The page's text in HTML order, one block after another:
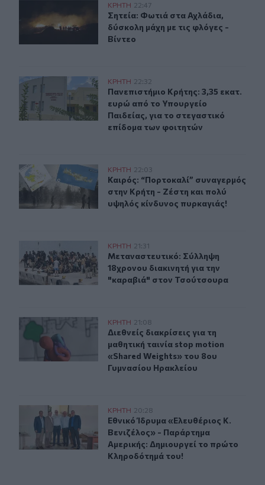
Σητεία: Φωτιά στα Αχλάδια, δύσκολη μάχη με τις
ΚΡΗΤΗ 22:47
Σητεία: Φωτιά στα Αχλάδια,
Σητεία: Φωτιά στα Αχλάδια,
δύσκολη μάχη με τις φλόγες -
Βίντεο
Πανεπιστήμιο Κρήτης: 3,35 εκατ. ευρώ από το
ΚΡΗΤΗ 22:32
Πανεπιστήμιο Κρήτης: 3,35 εκατ.
Πανεπιστήμιο Κρήτης: 3,35 εκατ.
ευρώ από το Υπουργείο
Παιδείας, για το στεγαστικό
επίδομα των φοιτητών
Καιρός: “Πορτοκαλί” συναγερμός στην Κρήτη - Ζέστη
ΚΡΗΤΗ 22:03
Καιρός: “Πορτοκαλί” συναγερμός
Καιρός: “Πορτοκαλί” συναγερμός
στην Κρήτη - Ζέστη και πολύ
υψηλός κίνδυνος πυρκαγιάς!
Μεταναστευτικό: Σύλληψη 18χρονου διακινητή για
ΚΡΗΤΗ 21:31
Μεταναστευτικό: Σύλληψη
Μεταναστευτικό: Σύλληψη
18χρονου διακινητή για την
"καραβιά" στον Τσούτσουρα
Διεθνείς διακρίσεις για τη μαθητική ταινία stop
ΚΡΗΤΗ 21:08
Διεθνείς διακρίσεις για τη
Διεθνείς διακρίσεις για τη
μαθητική ταινία stop motion
«Shared Weights» του 8ου
Γυμνασίου Ηρακλείου
Εθνικό Ίδρυμα «Ελευθέριος Κ. Βενιζέλος» -
ΚΡΗΤΗ 20:28
Εθνικό Ίδρυμα «Ελευθέριος Κ.
Εθνικό Ίδρυμα «Ελευθέριος Κ.
Βενιζέλος» - Παράρτημα
Αμερικής: Δημιουργεί το πρώτο
Κληροδότημά του!